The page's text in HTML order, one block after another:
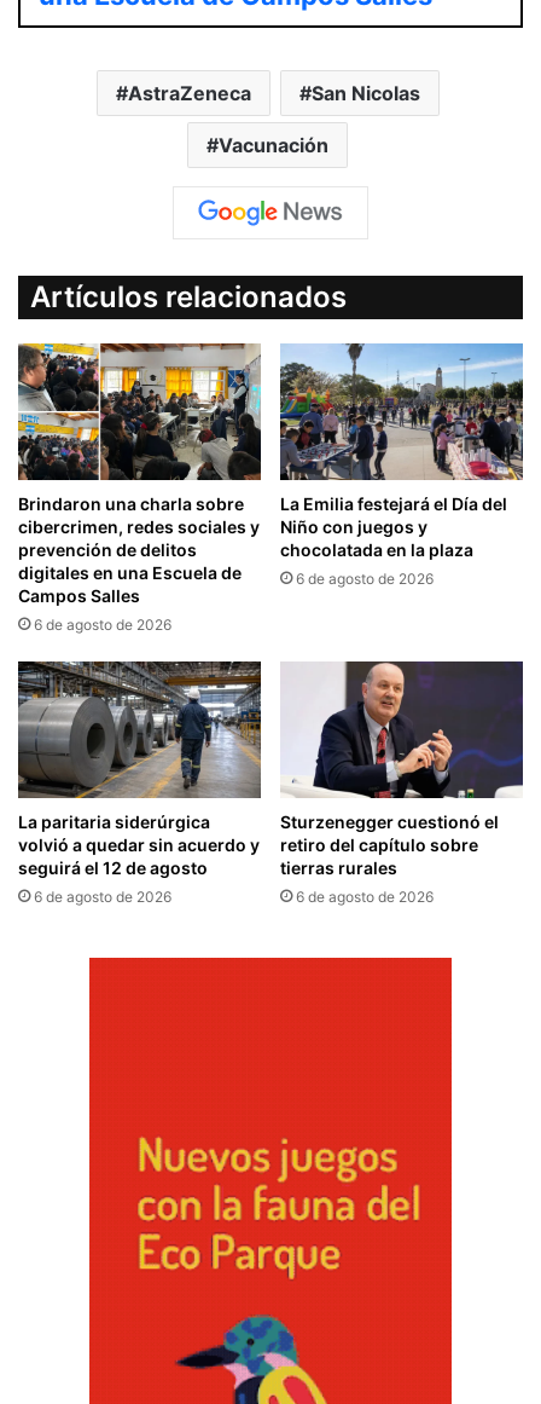
AstraZeneca San Nicolas
Vacunación
Artículos relacionados
Brindaron una charla sobre
cibercrimen, redes sociales y
prevención de delitos
digitales en una Escuela de
Campos Salles
6 de agosto de 2026
La Emilia festejará el Día del
Niño con juegos y
chocolatada en la plaza
6 de agosto de 2026
La paritaria siderúrgica
volvió a quedar sin acuerdo y
seguirá el 12 de agosto
6 de agosto de 2026
Sturzenegger cuestionó el
retiro del capítulo sobre
tierras rurales
6 de agosto de 2026